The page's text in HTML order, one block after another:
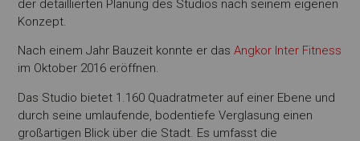
der detaillierten Planung des Studios nach seinem eigenen
Konzept.
Nach einem Jahr Bauzeit konnte er dasAngkor Inter Fitness
im Oktober 2016 eröffnen.
Das Studio bietet 1.160 Quadratmeter auf einer Ebene und
durch seine umlaufende, bodentiefe Verglasung einen
großartigen Blick über die Stadt. Es umfasst die